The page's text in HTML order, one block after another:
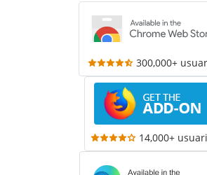
300,000+
14,000+